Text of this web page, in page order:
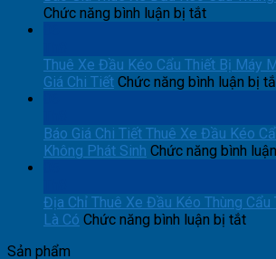
Chức năng bình luận bị tắtở
Thuê
Xe
Cẩu
Thùng
Gói
Thuê Xe Đầu Kéo Cẩu Thiết Bị Máy
Giá Chi Tiết Chức năng bình luận bị
Báo Giá Chi Tiết Thuê Xe Đầu Kéo
Không Phát Sinh Chức năng bình
Địa Chỉ Thuê Xe Đầu Kéo Thùng Cẩu
Là Có Chức năng bình luận bị tắtở
Sản phẩm